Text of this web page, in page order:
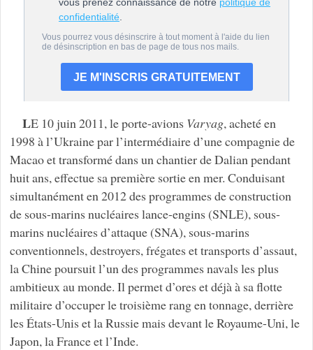
LE 10 juin 2011, le porte-avions Varyag, acheté en
1998 à l’Ukraine par l’intermédiaire d’une compagnie de
Macao et transformé dans un chantier de Dalian pendant
huit ans, effectue sa première sortie en mer. Conduisant
simultanément en 2012 des programmes de construction
de sous-marins nucléaires lance-engins (SNLE), sous-
marins nucléaires d’attaque (SNA), sous-marins
conventionnels, destroyers, frégates et transports d’assaut,
la Chine poursuit l’un des programmes navals les plus
ambitieux au monde. Il permet d’ores et déjà à sa flotte
militaire d’occuper le troisième rang en tonnage, derrière
les États-Unis et la Russie mais devant le Royaume-Uni, le
Japon, la France et l’Inde.